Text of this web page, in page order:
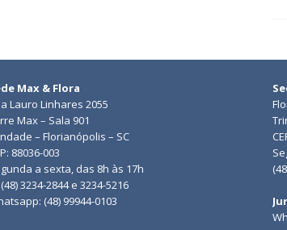
Max & Flora
Lauro Linhares 2055
Max – Sala 901
– Florianópolis – SC
88036-003
a sexta, das 8h às 17h
3234-2844 e 3234-5216
(48) 99944-0103